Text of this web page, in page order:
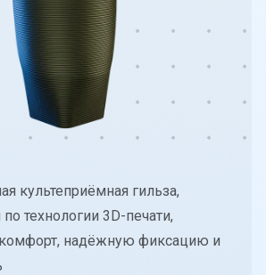
культеприёмная гильза,
технологии 3D-печати,
надёжную фиксацию и